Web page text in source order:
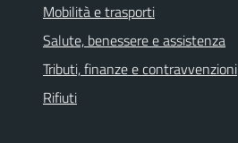
Mobilità e trasporti
Salute, benessere e assistenza
Tributi, finanze e contravvenzioni
Rifiuti